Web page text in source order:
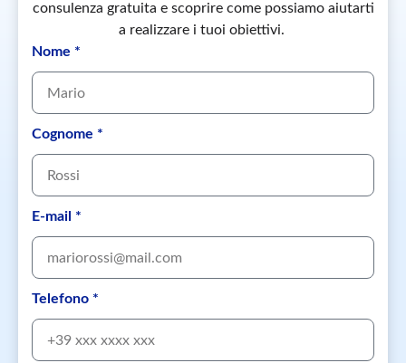
consulenza gratuita e scoprire come possiamo aiutarti
a realizzare i tuoi obiettivi.
Nome *
Cognome *
E-mail *
Telefono *